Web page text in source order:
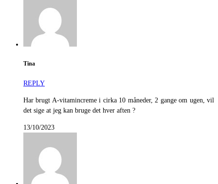
Tina
REPLY
Har brugt A-vitamincreme i cirka 10 måneder, 2 gange om ugen, vil
det sige at jeg kan bruge det hver aften ?
13/10/2023